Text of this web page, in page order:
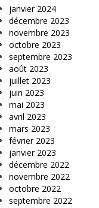
janvier 2024
décembre 2023
novembre 2023
octobre 2023
septembre 2023
août 2023
juillet 2023
juin 2023
mai 2023
avril 2023
mars 2023
février 2023
janvier 2023
décembre 2022
novembre 2022
octobre 2022
septembre 2022